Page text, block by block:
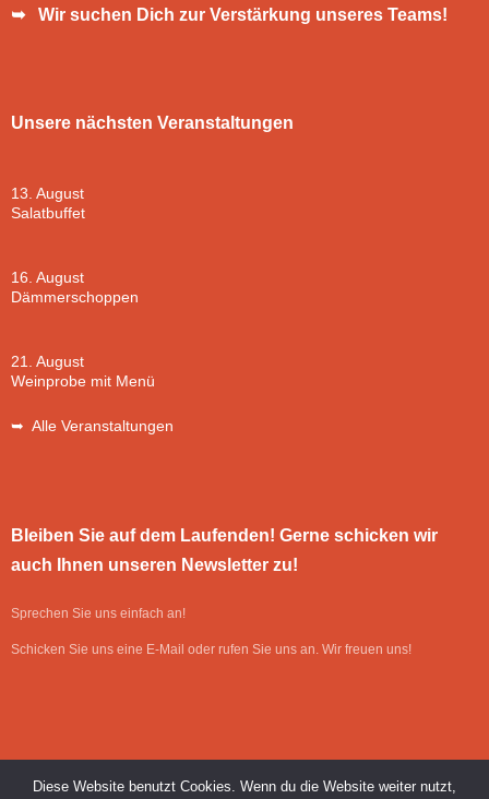
➥ Wir suchen Dich zur Verstärkung unseres Teams!
Unsere nächsten Veranstaltungen
13. August
Salatbuffet
16. August
Dämmerschoppen
21. August
Weinprobe mit Menü
➥ Alle Veranstaltungen
Bleiben Sie auf dem Laufenden! Gerne schicken wir
auch Ihnen unseren Newsletter zu!
Sprechen Sie uns einfach an!
Schicken Sie uns eine E-Mail oder rufen Sie uns an. Wir freuen uns!
Diese Website benutzt Cookies. Wenn du die Website weiter nutzt,